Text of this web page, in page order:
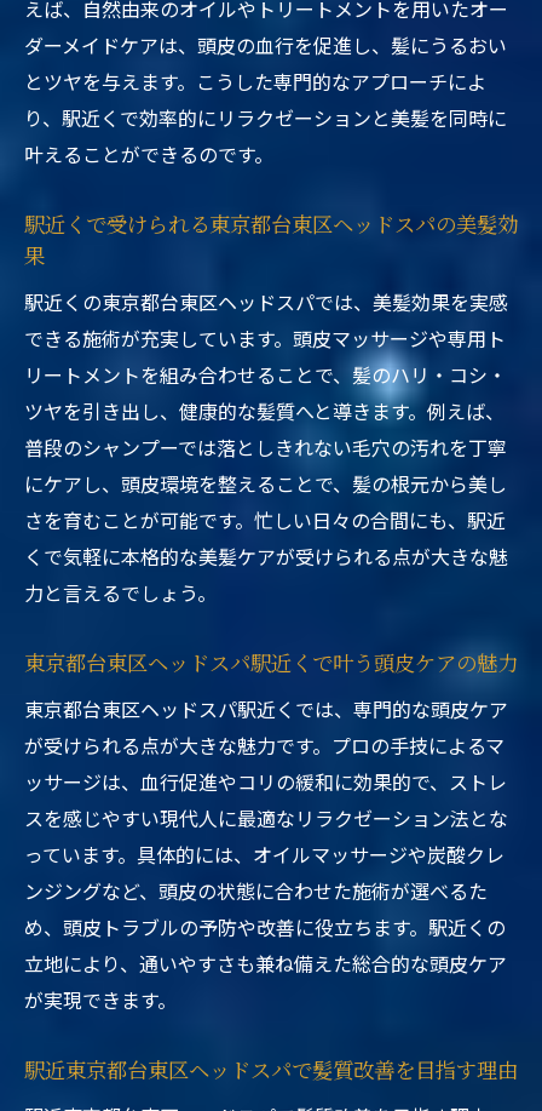
えば、自然由来のオイルやトリートメントを用いたオー
ダーメイドケアは、頭皮の血行を促進し、髪にうるおい
とツヤを与えます。こうした専門的なアプローチによ
り、駅近くで効率的にリラクゼーションと美髪を同時に
叶えることができるのです。
駅近くで受けられる東京都台東区ヘッドスパの美髪効
果
駅近くの東京都台東区ヘッドスパでは、美髪効果を実感
できる施術が充実しています。頭皮マッサージや専用ト
リートメントを組み合わせることで、髪のハリ・コシ・
ツヤを引き出し、健康的な髪質へと導きます。例えば、
普段のシャンプーでは落としきれない毛穴の汚れを丁寧
にケアし、頭皮環境を整えることで、髪の根元から美し
さを育むことが可能です。忙しい日々の合間にも、駅近
くで気軽に本格的な美髪ケアが受けられる点が大きな魅
力と言えるでしょう。
東京都台東区ヘッドスパ駅近くで叶う頭皮ケアの魅力
東京都台東区ヘッドスパ駅近くでは、専門的な頭皮ケア
が受けられる点が大きな魅力です。プロの手技によるマ
ッサージは、血行促進やコリの緩和に効果的で、ストレ
スを感じやすい現代人に最適なリラクゼーション法とな
っています。具体的には、オイルマッサージや炭酸クレ
ンジングなど、頭皮の状態に合わせた施術が選べるた
め、頭皮トラブルの予防や改善に役立ちます。駅近くの
立地により、通いやすさも兼ね備えた総合的な頭皮ケア
が実現できます。
駅近東京都台東区ヘッドスパで髪質改善を目指す理由